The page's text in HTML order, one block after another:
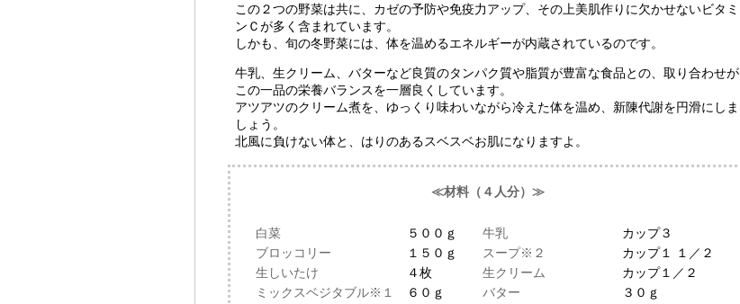
この２つの野菜は共に、カゼの予防や免疫力アップ、その上美肌作りに欠かせないビタミ
ンＣが多く含まれています。
しかも、旬の冬野菜には、体を温めるエネルギーが内蔵されているのです。
牛乳、生クリーム、バターなど良質のタンパク質や脂質が豊富な食品との、取り合わせが
この一品の栄養バランスを一層良くしています。
アツアツのクリーム煮を、ゆっくり味わいながら冷えた体を温め、新陳代謝を円滑にしま
しょう。
北風に負けない体と、はりのあるスベスベお肌になりますよ。
≪材料（４人分）≫
白菜
５００ｇ
ブロッコリー
１５０ｇ
生しいたけ
４枚
ミックスベジタブル※１
６０ｇ
牛乳
カップ３
スープ※２
カップ１ １／２
生クリーム
カップ１／２
バター
３０ｇ